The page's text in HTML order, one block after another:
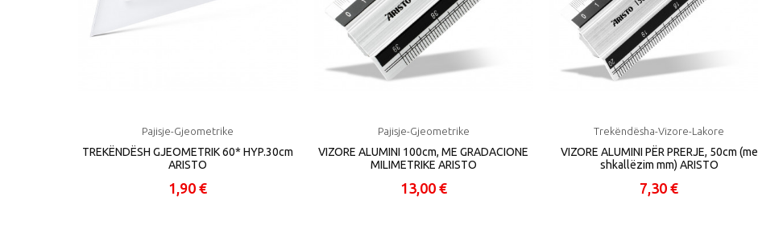
Pajisje-Gjeometrike
TREKËNDËSH GJEOMETRIK 60* HYP.30cm
ARISTO
1,90 €
Pajisje-Gjeometrike
VIZORE ALUMINI 100cm, ME GRADACIONE
MILIMETRIKE ARISTO
13,00 €
Trekëndësha-Vizore-Lakore
VIZORE ALUMINI PËR PRERJE, 50cm (me
shkallëzim mm) ARISTO
7,30 €